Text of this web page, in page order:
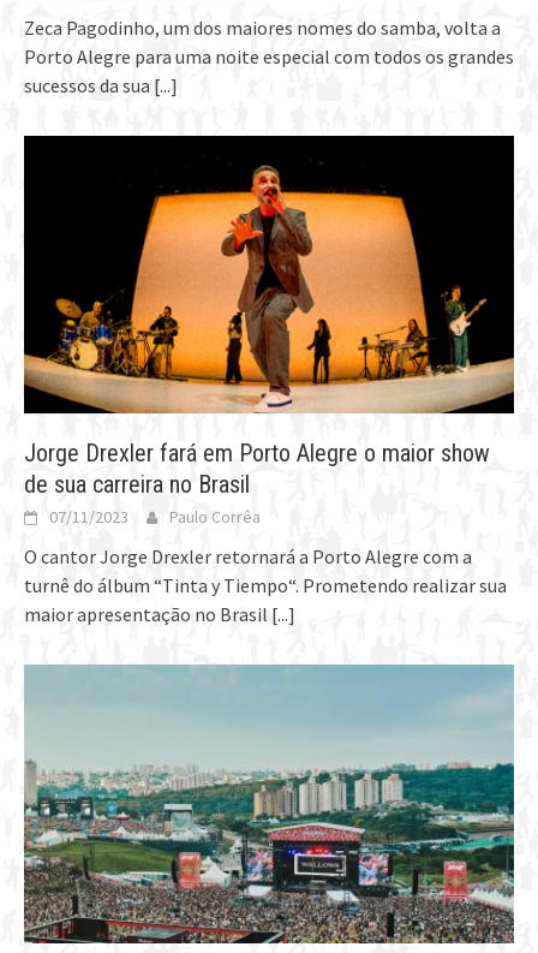
Zeca Pagodinho, um dos maiores nomes do samba, volta a
Porto Alegre para uma noite especial com todos os grandes
sucessos da sua [...]
Jorge Drexler fará em Porto Alegre o maior show
de sua carreira no Brasil
07/11/2023 Paulo Corrêa
O cantor Jorge Drexler retornará a Porto Alegre com a
turnê do álbum “Tinta y Tiempo“. Prometendo realizar sua
maior apresentação no Brasil [...]